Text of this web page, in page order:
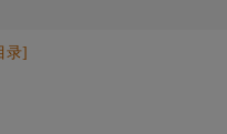
录]